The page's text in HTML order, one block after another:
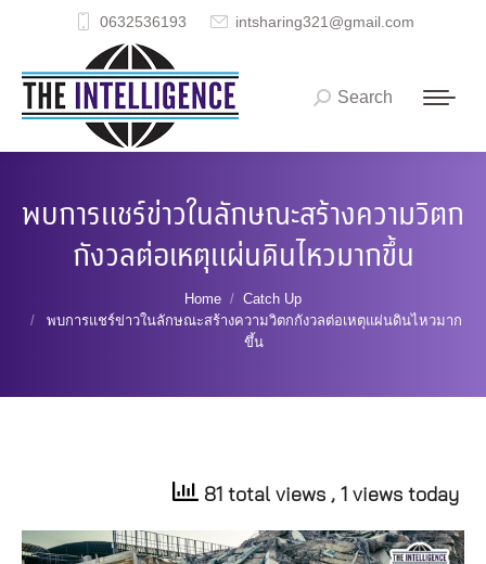
0632536193 intsharing321@gmail.com
Search:
Search
พบการแชร์ข่าวในลักษณะสร้างความวิตก
กังวลต่อเหตุแผ่นดินไหวมากขึ้น
Home
Catch Up
พบการแชร์ข่าวในลักษณะสร้างความวิตกกังวลต่อเหตุแผ่นดินไหวมาก
ขึ้น
81 total views , 1 views today